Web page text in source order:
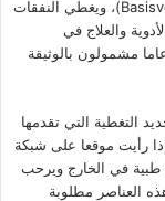
)، ويغطي النفقات
والعلاج في
كذلك الأطفال الذين تقل أعمارهم عن 18 عاما مشمولون بالوثيقة
التغطية التي تقدمها
رأيت موقعا على شبكة
طبية في الخارج ويرحب
العناصر مطلوبة